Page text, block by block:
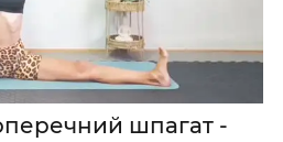
шпагат -